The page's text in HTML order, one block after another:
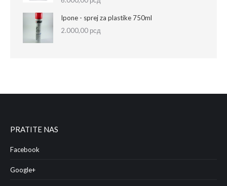
Ipone - sprej za plastike 750ml
2.000,00 рсд
PRATITE NAS
Facebook
Google+